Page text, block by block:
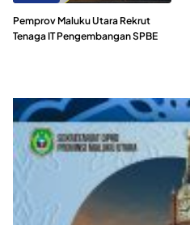
Pemprov Maluku Utara Rekrut
Tenaga IT Pengembangan SPBE